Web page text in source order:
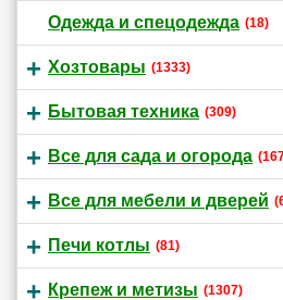
Одежда и спецодежда (18)
Хозтовары (1333)
Бытовая техника (309)
Все для сада и огорода
Все для мебели и дверей
Печи котлы (81)
Крепеж и метизы (1307)